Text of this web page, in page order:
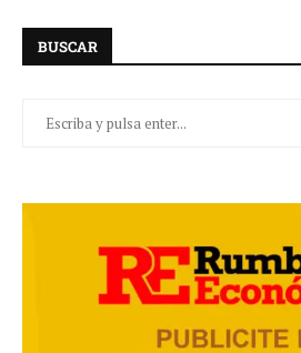
BUSCAR